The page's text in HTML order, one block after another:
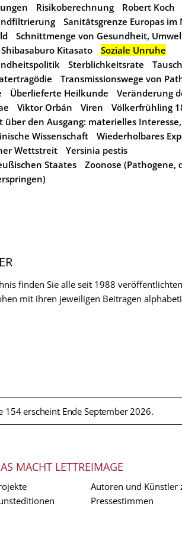
Risikoberechnung Robert Koch
Sanitätsgrenze Europas im
Schnittmenge von Gesundheit,
Shibasaburo Kitasato
Soziale Unruhe
Sterblichkeitsrate
Transmissionswege von
Überlieferte Heilkunde
Veränderung
Viktor Orbán Viren
Völkerfrühling
über den Ausgang: materielles Interesse,
Wissenschaft
Wiederholbares
Wettstreit
Yersinia pestis
Staates
Zoonose (Pathogene,
finden Sie alle seit 1988 veröffentlichten
mit ihren jeweiligen Beitragen
154 erscheint Ende September 2026.
MACHT LETTREIMAGE
Autoren und Künstler
Pressestimmen